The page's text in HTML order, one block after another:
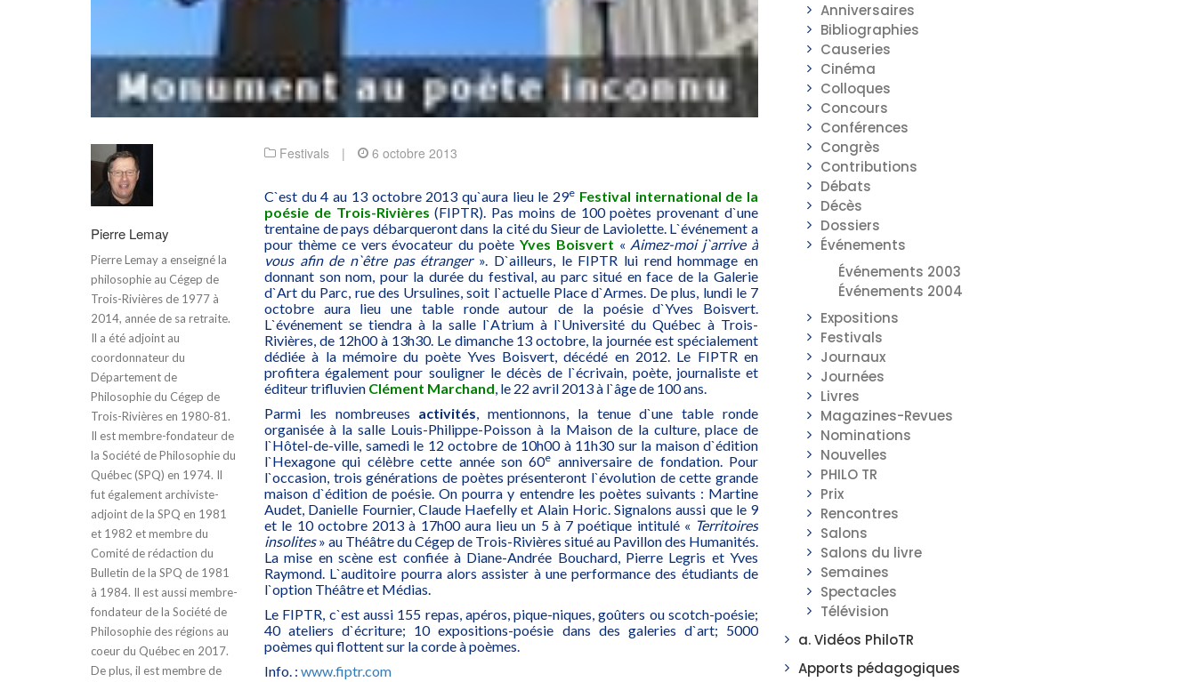
Pierre Lemay
Pierre Lemay a enseigné la
philosophie au Cégep de
Trois-Rivières de 1977 à
2014, année de sa retraite.
Il a été adjoint au
coordonnateur du
Département de
Philosophie du Cégep de
Trois-Rivières en 1980-81.
Il est membre-fondateur de
la Société de Philosophie du
Québec (SPQ) en 1974. Il
fut également archiviste-
adjoint de la SPQ en 1981
et 1982 et membre du
Comité de rédaction du
Bulletin de la SPQ de 1981
à 1984. Il est aussi membre-
fondateur de la Société de
Philosophie des régions au
coeur du Québec en 2017.
De plus, il est membre de
Festivals | 6 octobre 2013
C`est du 4 au 13 octobre 2013 qu`aura lieu le 29e Festival international de la
poésie de Trois-Rivières (FIPTR). Pas moins de 100 poètes provenant d`une
trentaine de pays débarqueront dans la cité du Sieur de Laviolette. L`événement a
pour thème ce vers évocateur du poète Yves Boisvert « Aimez-moi j`arrive à
vous afin de n`être pas étranger». D`ailleurs, le FIPTR lui rend hommage en
donnant son nom, pour la durée du festival, au parc situé en face de la Galerie
d`Art du Parc, rue des Ursulines, soit l`actuelle Place d`Armes. De plus, lundi le 7
octobre aura lieu une table ronde autour de la poésie d`Yves Boisvert.
L`événement se tiendra à la salle l`Atrium à l`Université du Québec à Trois-
Rivières, de 12h00 à 13h30. Le dimanche 13 octobre, la journée est spécialement
dédiée à la mémoire du poète Yves Boisvert, décédé en 2012. Le FIPTR en
profitera également pour souligner le décès de l`écrivain, poète, journaliste et
éditeur trifluvien Clément Marchand, le 22 avril 2013 à l`âge de 100 ans.
Parmi les nombreuses activités, mentionnons, la tenue d`une table ronde
organisée à la salle Louis-Philippe-Poisson à la Maison de la culture, place de
l`Hôtel-de-ville, samedi le 12 octobre de 10h00 à 11h30 sur la maison d`édition
l`Hexagone qui célèbre cette année son 60e anniversaire de fondation. Pour
l`occasion, trois générations de poètes présenteront l`évolution de cette grande
maison d`édition de poésie. On pourra y entendre les poètes suivants : Martine
Audet, Danielle Fournier, Claude Haefelly et Alain Horic. Signalons aussi que le 9
et le 10 octobre 2013 à 17h00 aura lieu un 5 à 7 poétique intitulé « Territoires
insolites» au Théâtre du Cégep de Trois-Rivières situé au Pavillon des Humanités.
La mise en scène est confiée à Diane-Andrée Bouchard, Pierre Legris et Yves
Raymond. L`auditoire pourra alors assister à une performance des étudiants de
l`option Théâtre et Médias.
Le FIPTR, c`est aussi 155 repas, apéros, pique-niques, goûters ou scotch-poésie;
40 ateliers d`écriture; 10 expositions-poésie dans des galeries d`art; 5000
poèmes qui flottent sur la corde à poèmes.
Info. : www.fiptr.com
Anniversaires
Bibliographies
Causeries
Cinéma
Colloques
Concours
Conférences
Congrès
Contributions
Débats
Décès
Dossiers
Événements
Événements 2003
Événements 2004
Expositions
Festivals
Journaux
Journées
Livres
Magazines-Revues
Nominations
Nouvelles
PHILO TR
Prix
Rencontres
Salons
Salons du livre
Semaines
Spectacles
Télévision
a. Vidéos PhiloTR
Apports pédagogiques